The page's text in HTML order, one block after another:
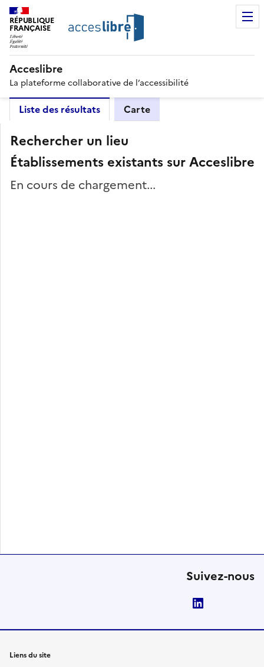
RÉPUBLIQUE
FRANÇAISE
Acceslibre
La plateforme collaborative de l’accessibilité
Liste des résultats Carte
Rechercher un lieu
Établissements existants sur Acceslibre
En cours de chargement...
Suivez-nous
Liens du site